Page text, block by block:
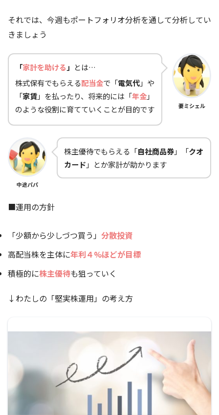
それでは、今週もポートフォリオ分析を通して分析してい
きましょう
「家計を助ける 」 とは…
株式保有でもらえる配当金で「電気代」や
「家賃」を払ったり、将来的には「年金」
のような役割に育てていくことが目的です
妻ミシェル
中途パパ
株主優待でもらえる「自社商品券」「クオ
カード 」とか家計が助かります
■運用の方針
「少額から少しづつ買う」 分散投資
高配当株を主体に年利４%ほどが目標
積極的に株主優待も狙っていく
↓わたしの「堅実株運用」の考え方